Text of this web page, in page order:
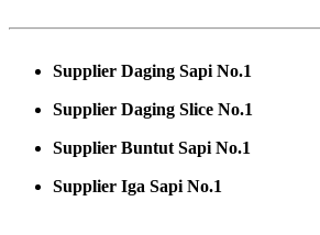
Supplier Daging Sapi No.1
Supplier Daging Slice No.1
Supplier Buntut Sapi No.1
Supplier Iga Sapi No.1